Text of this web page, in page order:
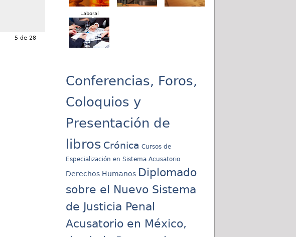
5 de 28
Laboral
Conferencias, Foros,
Coloquios y
Presentación de
libros Crónica Cursos de
Especialización en Sistema Acusatorio
Derechos Humanos Diplomado
sobre el Nuevo Sistema
de Justicia Penal
Acusatorio en México,